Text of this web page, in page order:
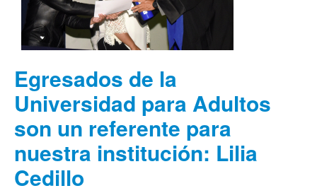
Egresados de la
Universidad para Adultos
son un referente para
nuestra institución: Lilia
Cedillo